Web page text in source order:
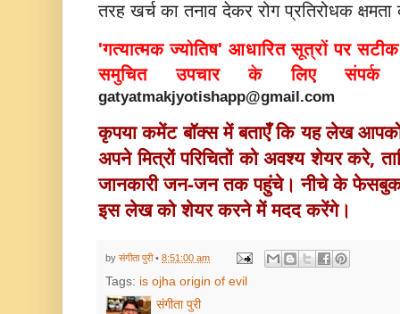
तरह खर्च का तनाव देकर रोग प्रतिरोधक
'गत्यात्मक ज्योतिष' आधारित सूत्रों पर
समुचित उपचार के लिए
gatyatmakjyotishapp@gmail.com
कृपया कमेंट बॉक्स में बताएँ कि यह लेख
अपने मित्रों परिचितों को अवश्य शेयर करे,
जानकारी जन-जन तक पहुंचे। नीचे के
इस लेख को शेयर करने में मदद करेंगे।
by संगीता पुरी• 8:51:00 am
Tags: is ojha origin of evil
संगीता पुरी